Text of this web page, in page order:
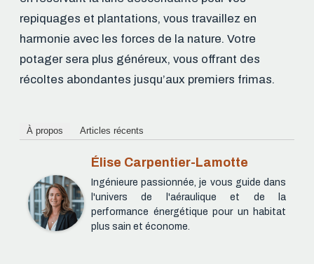
repiquages et plantations, vous travaillez en
harmonie avec les forces de la nature. Votre
potager sera plus généreux, vous offrant des
récoltes abondantes jusqu’aux premiers frimas.
À propos Articles récents
Élise Carpentier-Lamotte
Ingénieure passionnée, je vous guide dans
l'univers de l'aéraulique et de la
performance énergétique pour un habitat
plus sain et économe.